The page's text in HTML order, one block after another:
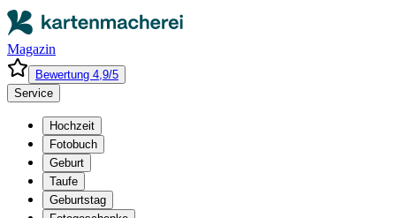
Magazin
Bewertung 4,9/5
Service
Hochzeit
Fotobuch
Geburt
Taufe
Geburtstag